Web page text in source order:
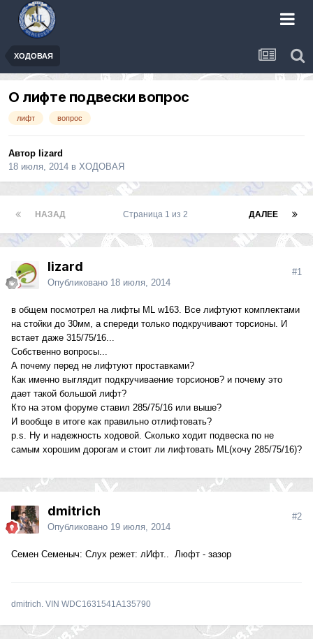
ХОДОВАЯ
О лифте подвески вопрос
лифт вопрос
Автор lizard
18 июля, 2014 в ХОДОВАЯ
НАЗАД ДАЛЕЕ
Страница 1 из 2
lizard
Опубликовано 18 июля, 2014
#1
в общем посмотрел на лифты ML w163. Все лифтуют комплектами
на стойки до 30мм, а спереди только подкручивают торсионы. И
встает даже 315/75/16...
Собственно вопросы...
А почему перед не лифтуют проставками?
Как именно выглядит подкручиваение торсионов? и почему это
дает такой большой лифт?
Кто на этом форуме ставил 285/75/16 или выше?
И вообще в итоге как правильно отлифтовать?
p.s. Ну и надежность ходовой. Сколько ходит подвеска по не
самым хорошим дорогам и стоит ли лифтовать ML(хочу 285/75/16)?
dmitrich
Опубликовано 19 июля, 2014
#2
Семен Семеныч: Слух режет: лИфт.. Люфт - зазор
dmitrich. VIN WDC1631541A135790